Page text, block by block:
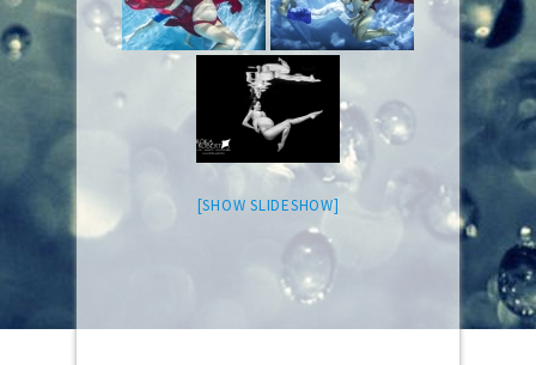
[SHOW SLIDESHOW]